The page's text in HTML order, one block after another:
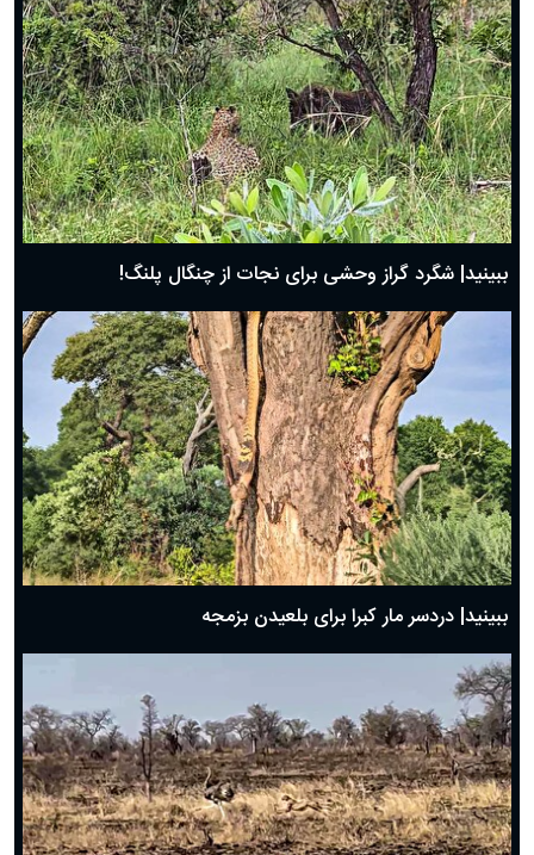
ببینید| شگرد گراز وحشی برای نجات از چنگال پلنگ!
ببینید| دردسر مار کبرا برای بلعیدن بزمجه